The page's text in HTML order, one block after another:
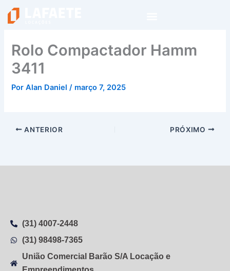
conteúdo
Rolo Compactador Hamm
3411
PorAlan Daniel/ março 7, 2025
ANTERIOR PRÓXIMO
(31) 4007-2448
(31) 98498-7365
União Comercial Barão S/A Locação e